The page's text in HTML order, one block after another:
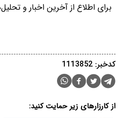
برای اطلاع از آخرین اخبار و
کدخبر: 1113852
از کارزارهای زیر حمایت کنید: